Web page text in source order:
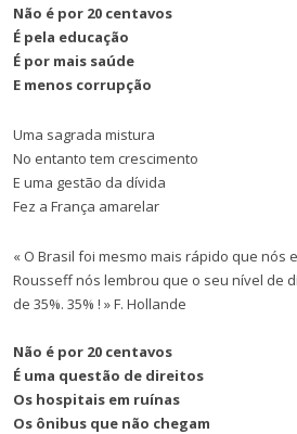
Não é por 20 centavos
É pela educação
É por mais saúde
E menos corrupção
Uma sagrada mistura
No entanto tem crescimento
E uma gestão da dívida
Fez a França amarelar
« O Brasil foi mesmo mais rápido que nós
Rousseff nós lembrou que o seu nível de
de 35%. 35% ! » F. Hollande
Não é por 20 centavos
É uma questão de direitos
Os hospitais em ruínas
Os ônibus que não chegam